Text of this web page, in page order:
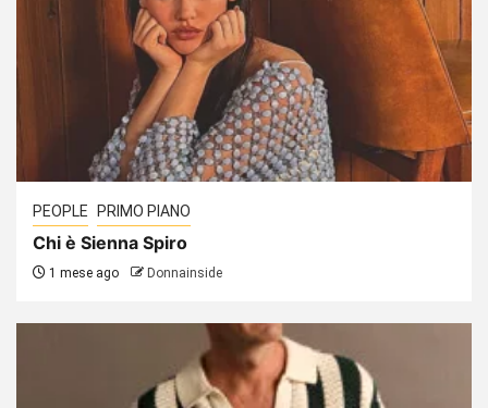
PEOPLE PRIMO PIANO
Chi è Sienna Spiro
1 mese ago Donnainside